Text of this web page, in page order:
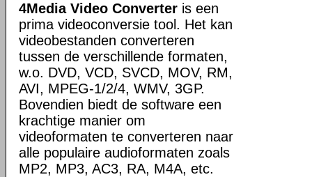
4Media Video Converter is een
prima videoconversie tool. Het kan
videobestanden converteren
tussen de verschillende formaten,
w.o. DVD, VCD, SVCD, MOV, RM,
AVI, MPEG-1/2/4, WMV, 3GP.
Bovendien biedt de software een
krachtige manier om
videoformaten te converteren naar
alle populaire audioformaten zoals
MP2, MP3, AC3, RA, M4A, etc.